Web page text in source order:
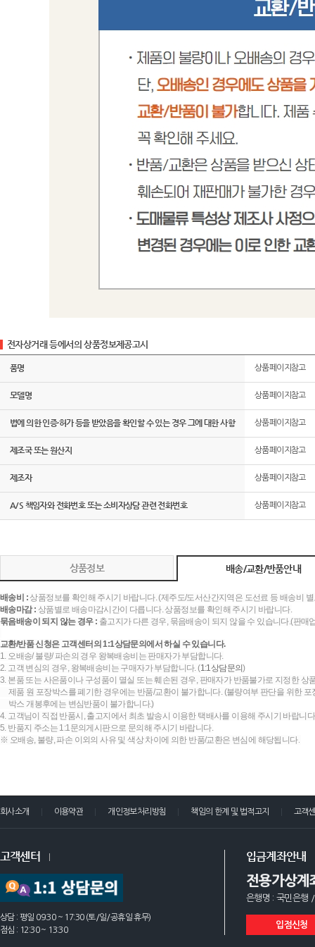
전자상거래 등에서의 상품정보제공고시
품명 상품페이지참고
모델명 상품페이지참고
법에 의한 인증·허가 등을 받았음을 확인할 수 있는 경우 그에 대한 사항 상품페이지참고
제조국 또는 원산지 상품페이지참고
제조자 상품페이지참고
A/S 책임자와 전화번호 또는 소비자상담 관련 전화번호 상품페이지참고
상품정보 배송/교환/반품안내
배송비 :상품정보를 확인해 주시기 바랍니다. (제주도/도서산간지역은 도선료 등 배송비
배송마감 : 상품별로 배송마감시간이 다릅니다. 상품정보를 확인해 주시기 바랍니다.
묶음배송이 되지 않는 경우 : 출고지가 다른 경우, 묶음배송이 되지 않을 수 있습니다.(판
교환/반품 신청은 고객센터의 1:1상담문의에서 하실 수 있습니다.
1. 오배송/ 불량/ 파손의 경우 왕복배송비는 판매자가 부담합니다.
2. 고객 변심의 경우, 왕복배송비는 구매자가 부담합니다. (1:1상담문의)
3. 본품 또는 사은품이나 구성품이 멸실 또는 훼손된 경우, 판매자가 반품불가로 지정한 상
제품 원 포장박스를 폐기한 경우에는 반품/교환이 불가합니다. (불량여부 판단을 위한
박스 개봉후에는 변심반품이 불가합니다.)
4. 고객님이 직접 반품시, 출고지에서 최초 발송시 이용한 택배사를 이용해 주시기 바랍니
5. 반품지 주소는 1:1문의게시판으로 문의해 주시기 바랍니다.
※ 오배송, 불량, 파손 이외의 사유 및 색상 차이에 의한 반품/교환은 변심에 해당됩니다.
회사소개 이용약관 개인정보처리방침 책임의 한계 및 법적고지 고객
고객센터
상담 : 평일 09:30 ~ 17:30 (토/일/공휴일 휴무)
점심 : 12:30 ~ 13:30
입금계좌안내
전용가상계
은행명 : 국민은행
입점신청